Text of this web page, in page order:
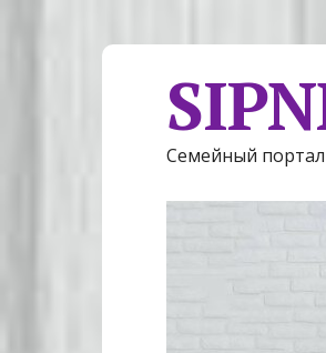
Семейный портал